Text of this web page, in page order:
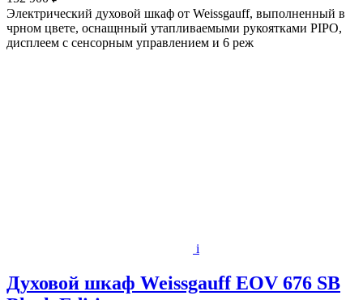
Электрический духовой шкаф от Weissgauff, выполненный в
чрном цвете, оснащнный утапливаемыми рукоятками PIPO,
дисплеем с сенсорным управлением и 6 реж
i
Духовой шкаф Weissgauff EOV 676 SВ